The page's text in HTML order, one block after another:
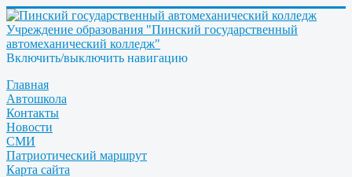
Учреждение образования "Пинский государственный
автомеханический колледж"
Включить/выключить навигацию
Главная
Автошкола
Контакты
Новости
СМИ
Патриотический маршрут
Карта сайта